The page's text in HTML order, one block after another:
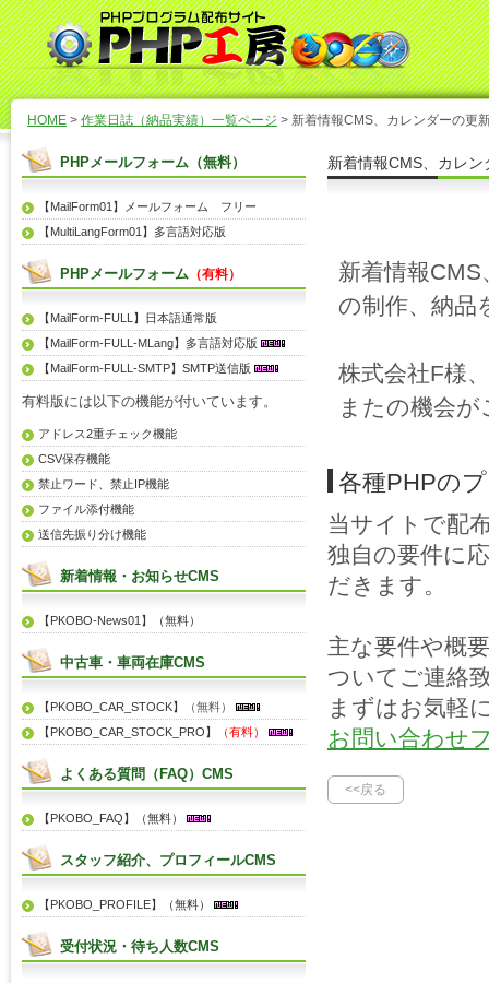
HOME > 作業日誌（納品実績）一覧ページ > 新着情報CMS、カレンダーの更
新着情報CMS、カレ
新着情報
の制作、納品
株式会社F様
またの機会
各種PHPの
当サイトで配
独自の要件に
だきます。
主な要件や概
ついてご連絡
まずはお気軽
お問い合わせ
<<戻る
PHPメールフォーム（無料）
【MailForm01】メールフォーム フリー
【MultiLangForm01】多言語対応版
PHPメールフォーム （有料）
【MailForm-FULL】日本語通常版
【MailForm-FULL-MLang】多言語対応版
【MailForm-FULL-SMTP】SMTP送信版
有料版には以下の機能が付いています。
アドレス2重チェック機能
CSV保存機能
禁止ワード、禁止IP機能
ファイル添付機能
送信先振り分け機能
新着情報・お知らせCMS
【PKOBO-News01】（無料）
中古車・車両在庫CMS
【PKOBO_CAR_STOCK】
（無料）
【PKOBO_CAR_STOCK_PRO】
（有料）
よくある質問（FAQ）CMS
【PKOBO_FAQ】（無料）
スタッフ紹介、プロフィールCMS
【PKOBO_PROFILE】（無料）
受付状況・待ち人数CMS